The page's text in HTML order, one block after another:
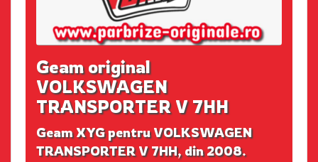
Geam original
VOLKSWAGEN
TRANSPORTER V 7HH
Geam XYG pentru VOLKSWAGEN
TRANSPORTER V 7HH, din 2008.